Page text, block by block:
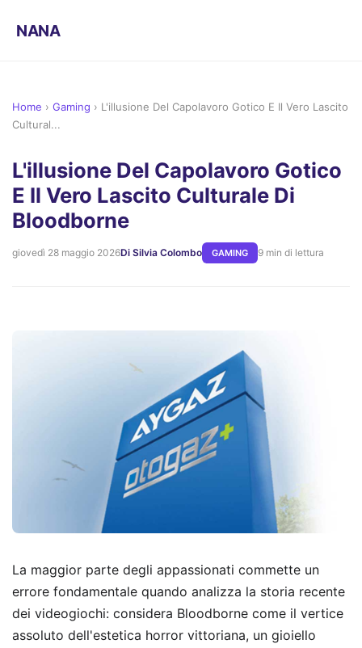
NANA
Home › Gaming › L'illusione Del Capolavoro Gotico E Il Vero Lascito
Cultural...
L'illusione Del Capolavoro Gotico
E Il Vero Lascito Culturale Di
Bloodborne
giovedì 28 maggio 2026Di Silvia Colombo GAMING 9 min di lettura
La maggior parte degli appassionati commette un
errore fondamentale quando analizza la storia recente
dei videogiochi: considera Bloodborne come il vertice
assoluto dell'estetica horror vittoriana, un gioiello